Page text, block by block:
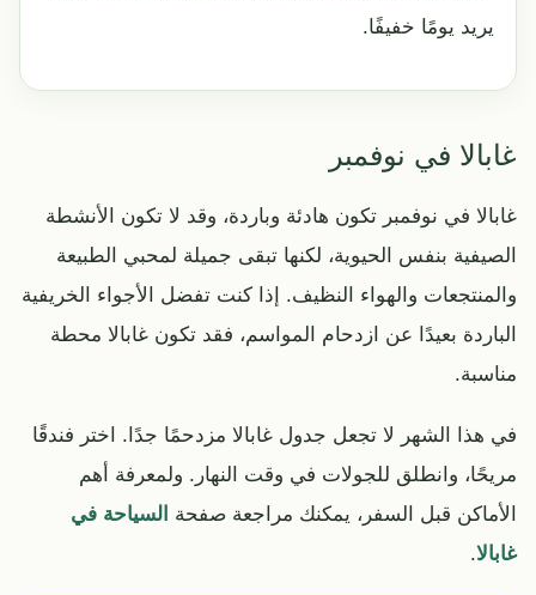
يريد يومًا خفيفًا.
غابالا في نوفمبر
غابالا في نوفمبر تكون هادئة وباردة، وقد لا تكون الأنشطة
الصيفية بنفس الحيوية، لكنها تبقى جميلة لمحبي الطبيعة
والمنتجعات والهواء النظيف. إذا كنت تفضل الأجواء الخريفية
الباردة بعيدًا عن ازدحام المواسم، فقد تكون غابالا محطة
مناسبة.
في هذا الشهر لا تجعل جدول غابالا مزدحمًا جدًا. اختر فندقًا
مريحًا، وانطلق للجولات في وقت النهار. ولمعرفة أهم
الأماكن قبل السفر، يمكنك مراجعة صفحة السياحة في
غابالا.